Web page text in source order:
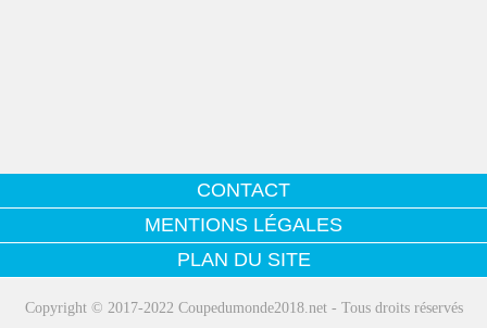
CONTACT
MENTIONS LÉGALES
PLAN DU SITE
Copyright © 2017-2022 Coupedumonde2018.net - Tous droits réservés